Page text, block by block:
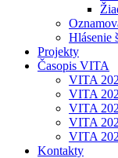
Hlásenie
Projekty
Časopis VITA
VITA
VITA
VITA
VITA
VITA
Kontakty